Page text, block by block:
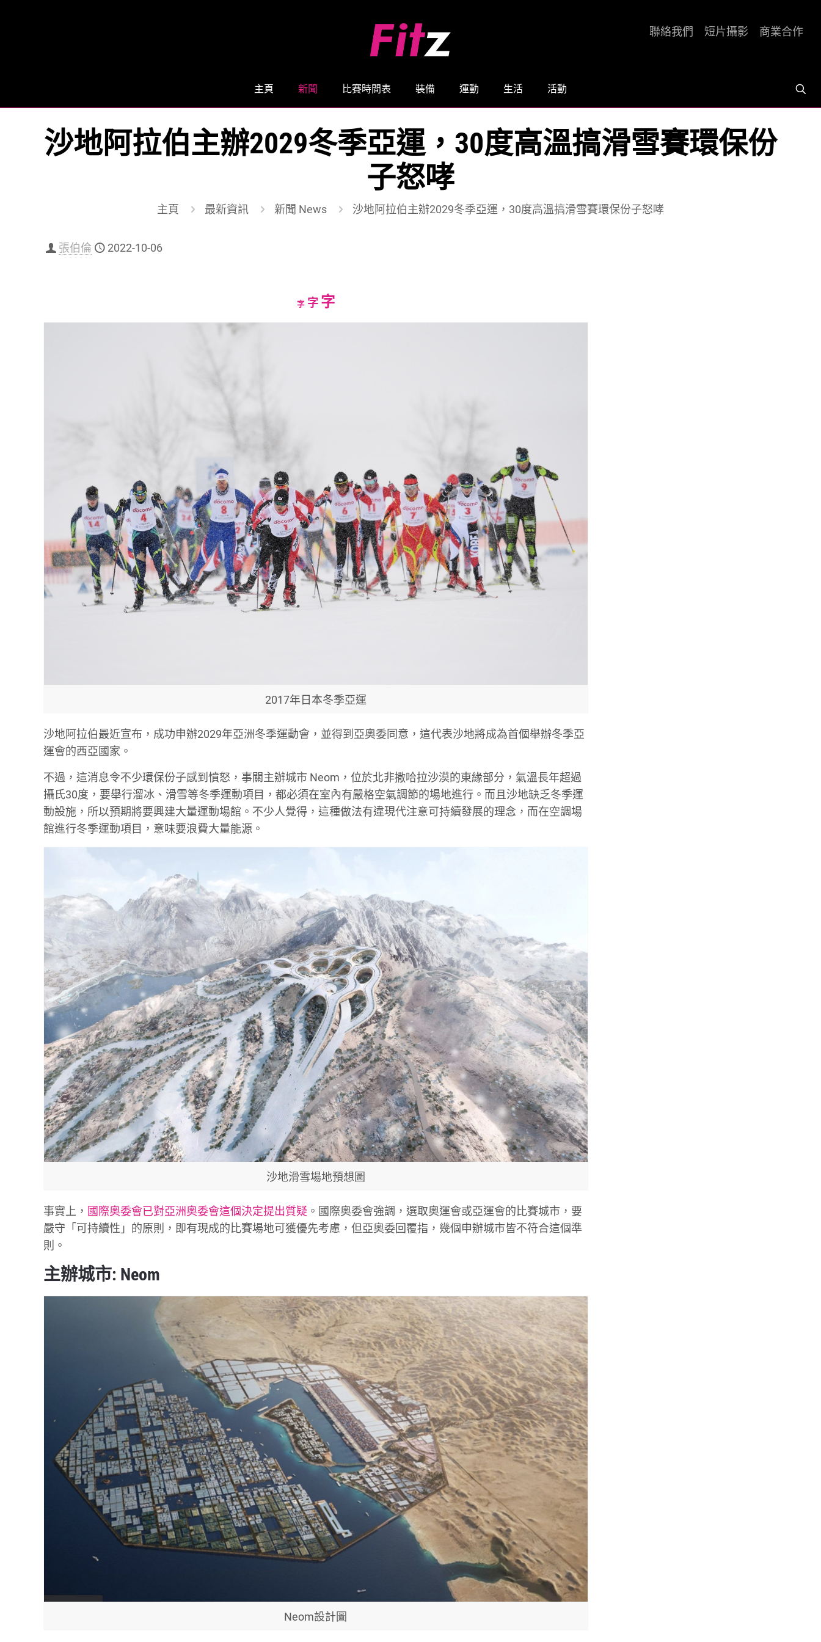
主頁 新聞 比賽時間表 裝備 運動 生活 活動
聯絡我們 短片攝影 商業合作
沙地阿拉伯主辦2029冬季亞運，30度高溫搞滑雪賽環保份
子怒哮
主頁 最新資訊 新聞 News 沙地阿拉伯主辦2029冬季亞運，30度高溫搞滑雪賽環保份子怒哮
張伯倫 2022-10-06
字Decrease
字Reset
字Increase
font
2017年日本冬季亞運
沙地阿拉伯最近宣布，成功申辦2029年亞洲冬季運動會，並得到亞奧委同意，這代表沙地將成為首個舉辦冬季亞
運會的西亞國家。
不過，這消息令不少環保份子感到憤怒，事關主辦城市 Neom，位於北非撒哈拉沙漠的東緣部分，氣溫長年超過
攝氏30度，要舉行溜冰、滑雪等冬季運動項目，都必須在室內有嚴格空氣調節的場地進行。而且沙地缺乏冬季運
動設施，所以預期將要興建大量運動場館。不少人覺得，這種做法有違現代注意可持續發展的理念，而在空調場
館進行冬季運動項目，意味要浪費大量能源。
沙地滑雪場地預想圖
事實上， 國際奧委會已對亞洲奧委會這個決定提出質疑 。國際奧委會強調，選取奧運會或亞運會的比賽城市，要
嚴守「可持續性」的原則，即有現成的比賽場地可獲優先考慮，但亞奧委回覆指，幾個申辦城市皆不符合這個準
則。
主辦城市: Neom
Neom設計圖